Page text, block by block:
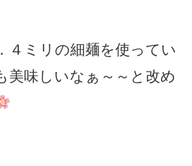
４ミリの細麺を使ってい
美味しいなぁ～～と改め